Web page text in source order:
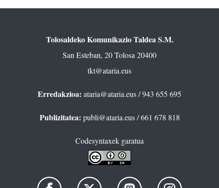
Tolosaldeko Komunikazio Taldea S.M.
San Esteban, 20 Tolosa 20400
tkt@ataria.eus
Erredakzioa: ataria@ataria.eus/ 943 655 695
Publizitatea: publi@ataria.eus/ 661 678 818
Codesyntaxek garatua